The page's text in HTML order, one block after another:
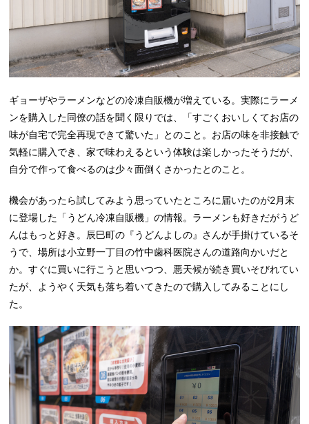
ギョーザやラーメンなどの冷凍自販機が増えている。実際にラーメ
ンを購入した同僚の話を聞く限りでは、「すごくおいしくてお店の
味が自宅で完全再現できて驚いた」とのこと。お店の味を非接触で
気軽に購入でき、家で味わえるという体験は楽しかったそうだが、
自分で作って食べるのは少々面倒くさかったとのこと。
機会があったら試してみよう思っていたところに届いたのが2月末
に登場した「うどん冷凍自販機」の情報。ラーメンも好きだがうど
んはもっと好き。辰巳町の『うどんよしの』さんが手掛けているそ
うで、場所は小立野一丁目の竹中歯科医院さんの道路向かいだと
か。すぐに買いに行こうと思いつつ、悪天候が続き買いそびれてい
たが、ようやく天気も落ち着いてきたので購入してみることにし
た。